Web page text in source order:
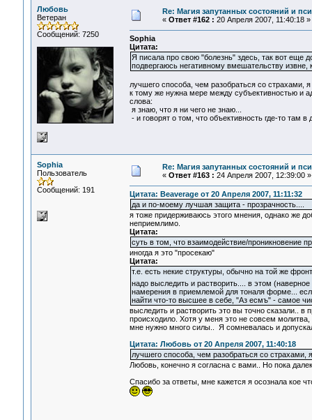
Любовь
Ветеран
Сообщений: 7250
Re: Магия запутанных состояний и
« Ответ #162 : 20 Апреля 2007, 11:40:18 »
Sophia
Цитата:
Я писала про свою "болезнь" здесь, так вот еще
подвергаюсь негативному вмешательству извне,
лучшего способа, чем разобраться со страхами,
к тому же нужна мере между субъективностью и
слова:
я знаю, что я ни чего не знаю...
- и говорят о том, что объективность где-то там в
Sophia
Пользователь
Сообщений: 191
Re: Магия запутанных состояний и
« Ответ #163 : 24 Апреля 2007, 12:39:00 »
Цитата: Beaverage от 20 Апреля 2007, 11:11:32
да и по-моему лучшая защита - прозрачность....
я тоже придерживаюсь этого мнения, однако же
неприемлимо.
Цитата:
суть в том, что взаимодействие/проникновение
иногда я это "просекаю"
Цитата:
т.е. есть некие структуры, обычно на той же
надо выследить и растворить.... в этом
намерения в приемлемой для тоналя форме...
найти что-то высшее в себе, "Аз есмъ" - самое
выследить и растворить это вы точно сказали..
происходило. Хотя у меня это не совсем
мне нужно много силы.. Я сомневалась и
Цитата: Любовь от 20 Апреля 2007, 11:40:18
лучшего способа, чем разобраться со страхами,
Любовь, конечно я согласна с вами.. Но пока
Спасибо за ответы, мне кажется я осознала кое